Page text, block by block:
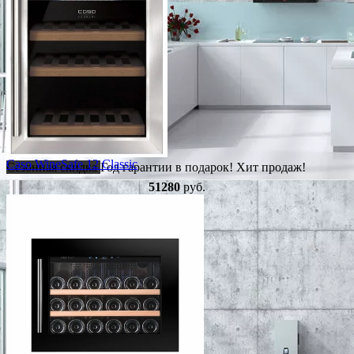
Сезонная скидкаГод гарантии в подарок! Хит продаж!
Caso WineSafe 12 Classic
51280руб.